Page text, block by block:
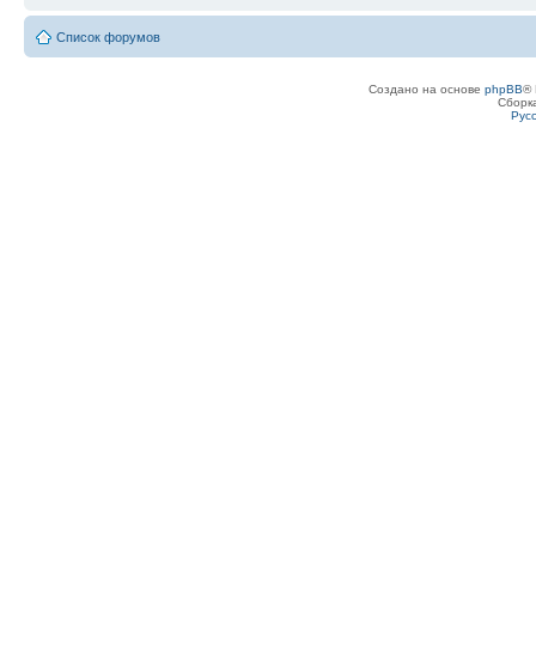
Список форумов
Создано на основе phpBB®